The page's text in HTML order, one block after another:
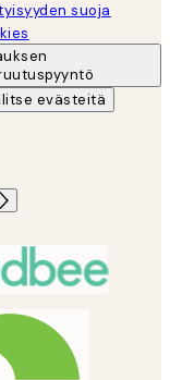
suoja
evästeitä